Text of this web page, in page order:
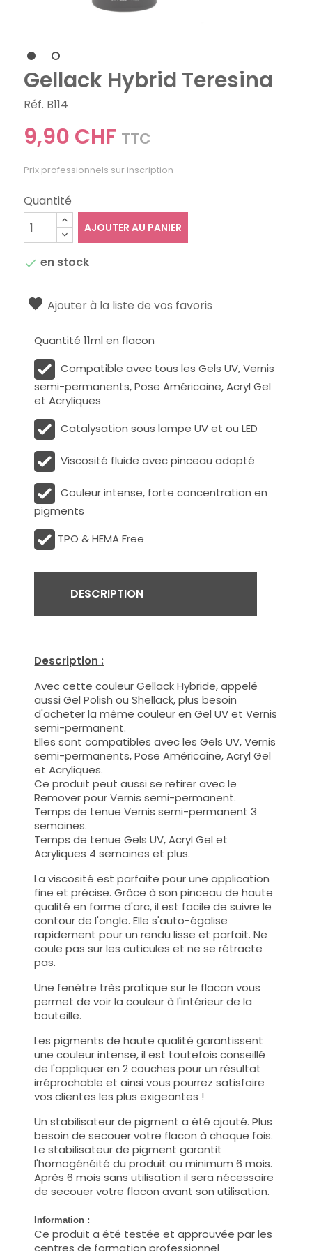
Gellack Hybrid Teresina
Réf. B114
9,90 CHF TTC
Prix professionnels sur inscription
Quantité
AJOUTER AU PANIER
 en stock
Ajouter à la liste de vos favoris
Quantité 11ml en flacon
Compatible avec tous les Gels UV, Vernis
semi-permanents, Pose Américaine, Acryl Gel
et Acryliques
Catalysation sous lampe UV et ou LED
Viscosité fluide avec pinceau adapté
Couleur intense, forte concentration en
pigments
TPO & HEMA Free
DESCRIPTION
Description :
Avec cette couleur Gellack Hybride, appelé
aussi Gel Polish ou Shellack, plus besoin
d'acheter la même couleur en Gel UV et Vernis
semi-permanent.
Elles sont compatibles avec les Gels UV, Vernis
semi-permanents, Pose Américaine, Acryl Gel
et Acryliques.
Ce produit peut aussi se retirer avec le
Remover pour Vernis semi-permanent.
Temps de tenue Vernis semi-permanent 3
semaines.
Temps de tenue Gels UV, Acryl Gel et
Acryliques 4 semaines et plus.
La viscosité est parfaite pour une application
fine et précise. Grâce à son pinceau de haute
qualité en forme d'arc, il est facile de suivre le
contour de l'ongle. Elle s'auto-égalise
rapidement pour un rendu lisse et parfait. Ne
coule pas sur les cuticules et ne se rétracte
pas.
Une fenêtre très pratique sur le flacon vous
permet de voir la couleur à l'intérieur de la
bouteille.
Les pigments de haute qualité garantissent
une couleur intense, il est toutefois conseillé
de l'appliquer en 2 couches pour un résultat
irréprochable et ainsi vous pourrez satisfaire
vos clientes les plus exigeantes !
Un stabilisateur de pigment a été ajouté. Plus
besoin de secouer votre flacon à chaque fois.
Le stabilisateur de pigment garantit
l'homogénéité du produit au minimum 6 mois.
Après 6 mois sans utilisation il sera nécessaire
de secouer votre flacon avant son utilisation.
Information :
Ce produit a été testée et approuvée par les
centres de formation professionnel